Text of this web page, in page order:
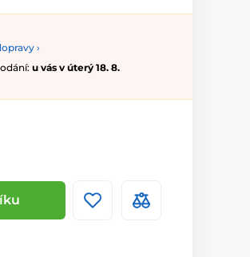
›
u vás v úterý 18. 8.